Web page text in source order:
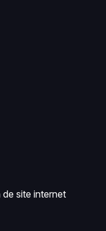
site internet